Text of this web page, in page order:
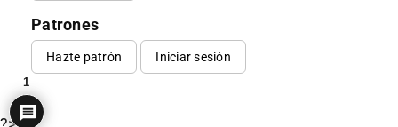
Patrones
Hazte patrón Iniciar sesión
1